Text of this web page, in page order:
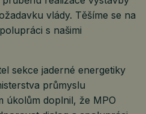
vlády. Těšíme se na
s našimi
sekce jaderné energetiky
průmyslu
úkolům doplnil, že MPO